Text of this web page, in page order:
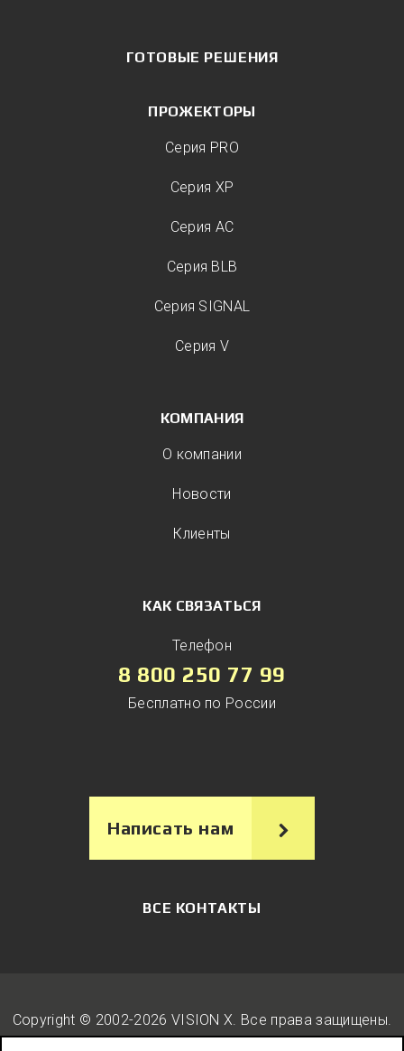
ГОТОВЫЕ РЕШЕНИЯ
ПРОЖЕКТОРЫ
Серия PRO
Серия XP
Серия AC
Серия BLB
Серия SIGNAL
Серия V
КОМПАНИЯ
О компании
Новости
Клиенты
КАК СВЯЗАТЬСЯ
Телефон
8 800 250 77 99
Бесплатно по России
Написать нам
ВСЕ КОНТАКТЫ
Copyright © 2002-2026 VISION X. Вcе права защищены.